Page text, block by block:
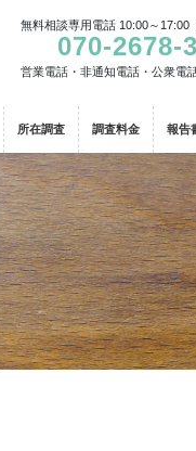
無料相談専用電話 10:00～17:00
070-2678-
営業電話・非通知電話・公衆電
所在調査 調査料金 報告